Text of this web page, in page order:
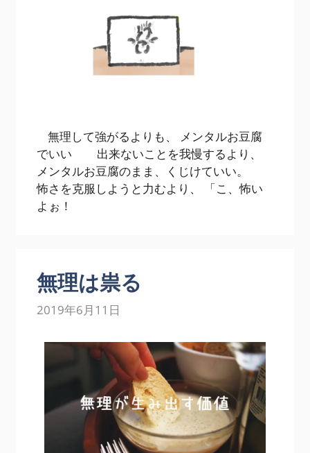
無理して強がるよりも、 メンタルお豆腐
でいい 出来ないことを我慢するより、
メンタルお豆腐のまま、くじけていい。
怖さを克服しようと力むより、 「こ、怖い
よぉ！
無理は祟る
2019年6月11日